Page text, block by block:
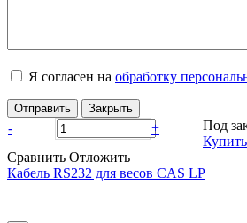
Я согласен на обработку
Отправить Закрыть
- +
Под
Купить
Сравнить Отложить
Кабель RS232 для весов CAS LP